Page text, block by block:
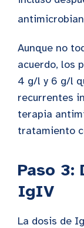
Aunque no
acuerdo, los
4 g/l y 6 g/l
recurrentes
terapia
tratamiento
Paso 3:
IgIV
La dosis de